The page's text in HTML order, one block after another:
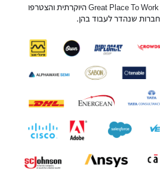
מעולה! קבלו את הסמכתGreat Place To Work ‎ היוקרתית והצטרפו
שנהדר לעבוד בהן.